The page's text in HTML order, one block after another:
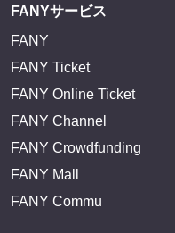
FANYサービス
FANY
FANY Ticket
FANY Online Ticket
FANY Channel
FANY Crowdfunding
FANY Mall
FANY Commu